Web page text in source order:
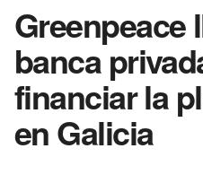
Greenpeace
banca
financiar la
en Galicia